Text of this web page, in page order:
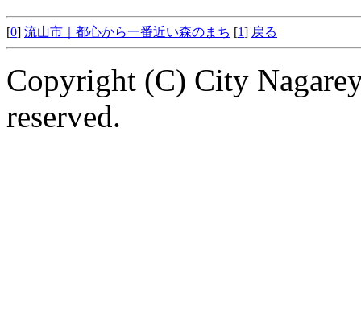
[0] 流山市｜都心から一番近い森のまち [1] 戻る
Copyright (C) City
reserved.